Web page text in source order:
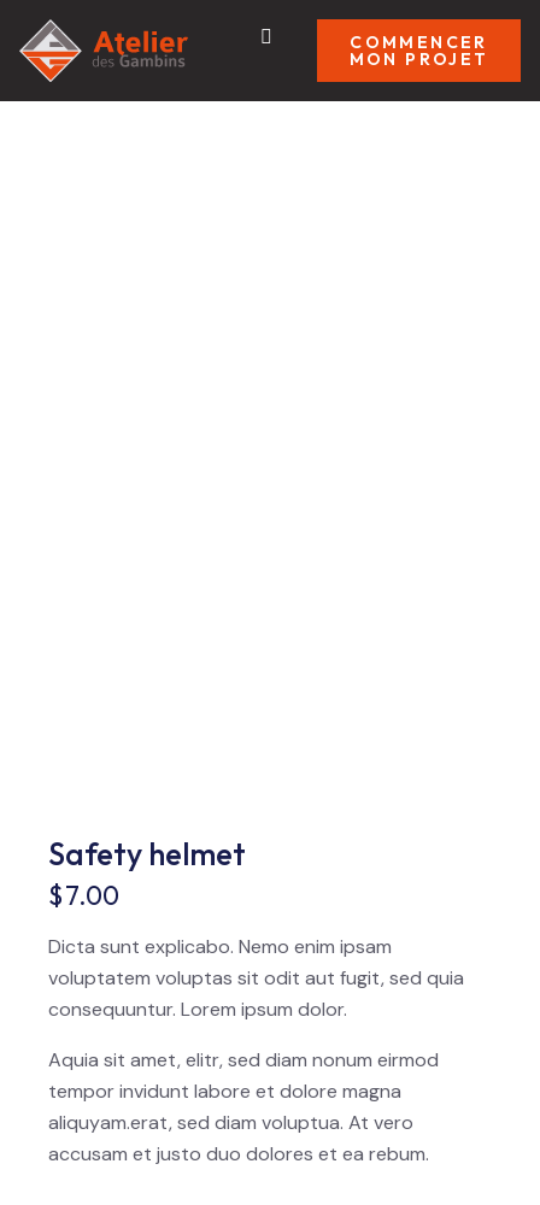
COMMENCER
MON PROJET
Safety helmet
$7.00
Dicta sunt explicabo. Nemo enim ipsam
voluptatem voluptas sit odit aut fugit, sed quia
consequuntur. Lorem ipsum dolor.
Aquia sit amet, elitr, sed diam nonum eirmod
tempor invidunt labore et dolore magna
aliquyam.erat, sed diam voluptua. At vero
accusam et justo duo dolores et ea rebum.